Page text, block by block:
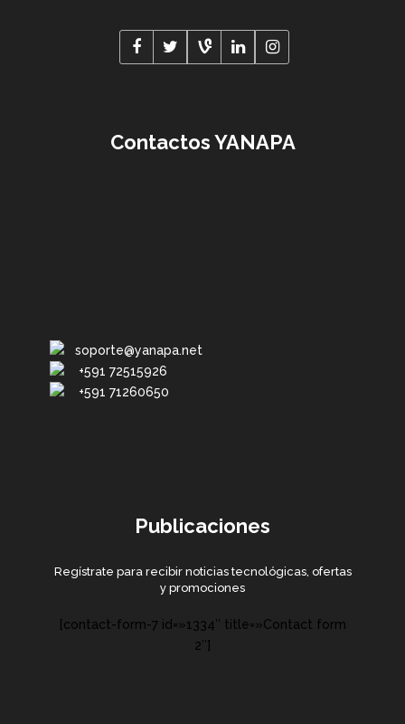
Contactos YANAPA
soporte@yanapa.net
+591 72515926
+591 71260650
Publicaciones
Regístrate para recibir noticias tecnológicas, ofertas
y promociones
[contact-form-7 id=»1334″ title=»Contact form
2″]